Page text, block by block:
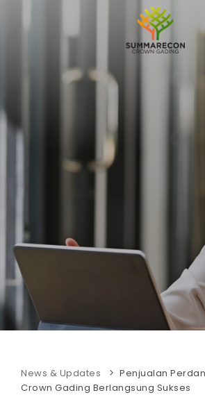
News & Updates
Penjualan
Crown Gading Berlangsung Sukses